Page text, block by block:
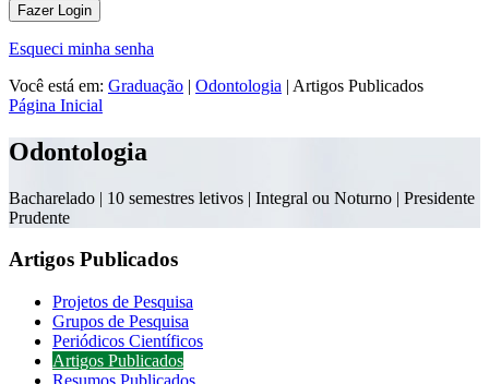
Fazer Login
Esqueci minha senha
Você está em: Graduação | Odontologia | Artigos Publicados
Página Inicial
Odontologia
Bacharelado | 10 semestres letivos | Integral ou Noturno | Presidente
Prudente
Artigos Publicados
Projetos de Pesquisa
Grupos de Pesquisa
Periódicos Científicos
Artigos Publicados